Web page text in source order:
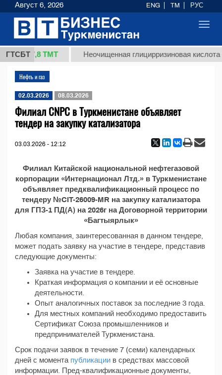
ГТСБТ
(кг.) 37,8 ТМТ Неочищенная глицирризиновая кислота
Нефть и газ
02.03.2026 08.03.2026
Филиал CNPC в Туркменистане объявляет
тендер на закупку катализатора
03.03.2026 - 12:12
Филиал Китайской национальной нефтегазовой
корпорации «Интернационал Лтд.» в Туркменистане
объявляет предквалификационный процесс по
тендеру №CIT-26009-MR на закупку катализатора
для ГПЗ-1 ПД(А) на 2026г на Договорной территории
«Багтыярлык»
Любая компания, заинтересованная в данном тендере,
может подать заявку на участие в тендере, представив
следующие документы:
Заявка на участие в тендере.
Краткая информация о компании и её основные
деятельности.
Опыт аналогичных поставок за последние 3 года.
Для местных компаний необходимо предоставить
Сертификат Союза промышленников и
предпринимателей Туркменистана.
Срок подачи заявок в течение 7 (семи) календарных
дней с момента публикации в средствах массовой
информации. Пред-квалификационные документы,
Август 6, 2026 ENG TM РУС